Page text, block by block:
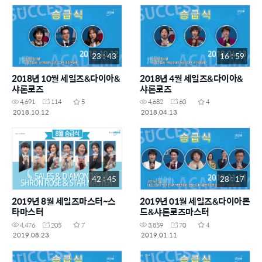
23 : 43
2018년 10월 세일즈&다이아&
샤론로즈
4,691 114
5
2018.10.12
16 : 59
2018년 4월 세일즈&다이아&
샤론로즈
4,682 60
4
2018.04.13
42 : 45
2019년 8월 세일즈마스터~스
타마스터
4,476 205
7
2019.08.23
28 : 17
2019년 01월 세일즈&다이아몬
드&샤론로즈마스터
3,859 70
4
2019.01.11